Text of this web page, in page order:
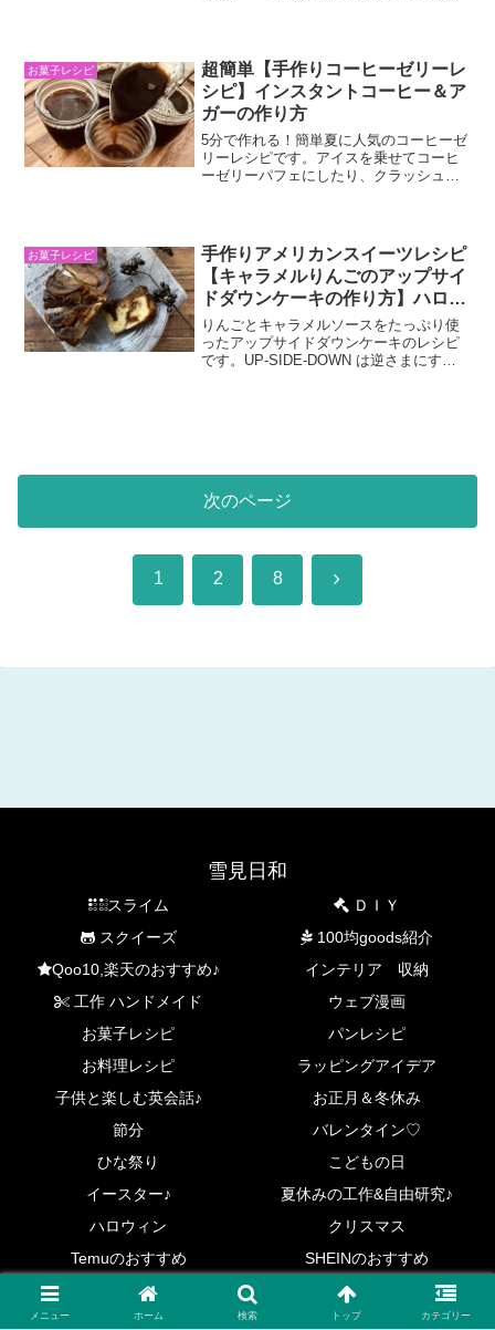
のおやつに♪カラフル...
お菓子レシピ
超簡単【手作りコーヒーゼリーレ
シピ】インスタントコーヒー＆ア
ガーの作り方
5分で作れる！簡単夏に人気のコーヒーゼ
リーレシピです。アイスを乗せてコーヒ
ーゼリーパフェにしたり、クラッシュし
を使う時の割合はちょ...
お菓子レシピ
手作りアメリカンスイーツレシピ
【キャラメルりんごのアップサイ
ドダウンケーキの作り方】ハロウ
ィンスイーツにも♪
りんごとキャラメルソースをたっぷり使
ったアップサイドダウンケーキのレシピ
です。UP-SIDE-DOWN は逆さまにする
次のページ
1 2 8 次
雪見日和
スライム
ＤＩＹ
スクイーズ
100均goods紹介
Qoo10,楽天のおすすめ♪
インテリア 収納
工作 ハンドメイド
ウェブ漫画
お菓子レシピ
パンレシピ
お料理レシピ
ラッピングアイデア
子供と楽しむ英会話♪
お正月＆冬休み
節分
バレンタイン♡
ひな祭り
こどもの日
イースター♪
夏休みの工作&自由研究♪
ハロウィン
クリスマス
Temuのおすすめ
SHEINのおすすめ
Copyright © 2017-2026 雪見日和 All Rights Reserved.
メニュー ホーム 検索 トップ カテゴリー